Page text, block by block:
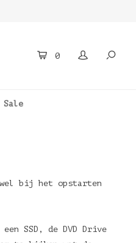
0
Sale
bij het opstarten
SSD, de DVD Drive